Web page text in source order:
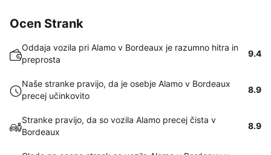
Ocen Strank
Oddaja vozila pri Alamo v Bordeaux je razumno hitra in
preprosta
9.4
Naše stranke pravijo, da je osebje Alamo v Bordeaux
precej učinkovito
8.9
Stranke pravijo, da so vozila Alamo precej čista v
Bordeaux
8.9